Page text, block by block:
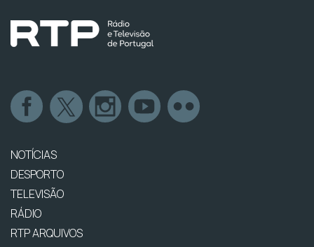
NOTÍCIAS
DESPORTO
TELEVISÃO
RÁDIO
RTP ARQUIVOS